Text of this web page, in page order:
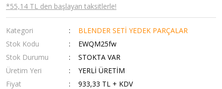
*55,14 TL den başlayan taksitlerle!
Kategori
BLENDER SETİ YEDEK PARÇALAR
Stok Kodu
EWQM25fw
Stok Durumu
STOKTA VAR
Üretim Yeri
YERLİ ÜRETİM
Fiyat
933,33 TL + KDV